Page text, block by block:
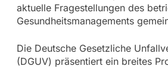
aktuelle Fragestellungen des
Gesundheitsmanagements
Die Deutsche Gesetzliche
(DGUV) präsentiert ein breites